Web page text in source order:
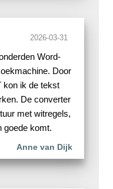
2026-03-31
Word-
Door
kon ik de tekst
De converter
met witregels,
goede komt.
Anne van Dijk